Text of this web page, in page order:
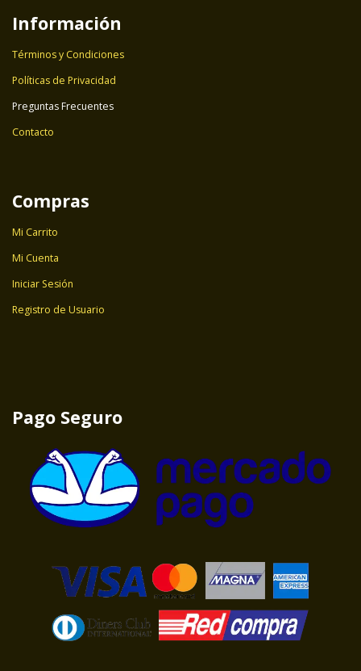
Información
Términos y Condiciones
Políticas de Privacidad
Preguntas Frecuentes
Contacto
Compras
Mi Carrito
Mi Cuenta
Iniciar Sesión
Registro de Usuario
Pago Seguro